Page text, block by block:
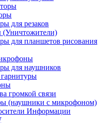
для резаков
для планшетов рисования
для наушников
громкой связи
(наушники с микрофоном)
Информации